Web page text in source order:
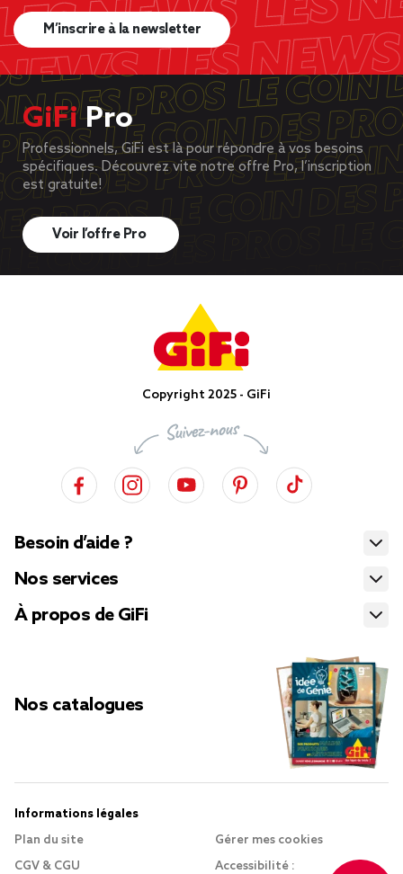
M’inscrire à la newsletter
GiFiPro
Professionnels, GiFi est là pour répondre à vos besoins
spécifiques. Découvrez vite notre offre Pro, l’inscription
est gratuite!
Voir l’offre Pro
Copyright 2025 - GiFi
Besoin d’aide ?
Nos services
À propos de GiFi
Nos catalogues
Informations légales
Plan du site
CGV & CGU
Gérer mes cookies
Accessibilité :